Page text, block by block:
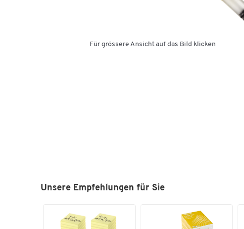
Für grössere Ansicht auf das Bild klicken
Unsere Empfehlungen für Sie